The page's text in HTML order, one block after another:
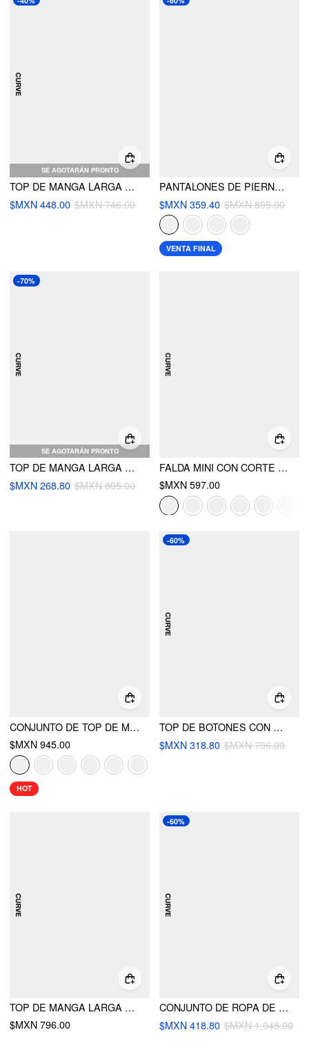
SE AGOTARÁN PRONTO
TOP DE MANGA LARGA CON CUELLO RAYADO DE MEZCLA DE LANA Y PUNTO CURVY
$MXN 448.00 $MXN 746.00
PANTALONES DE PIERNA ANCHA RECORTADOS Y PLISADOS
$MXN 359.40 $MXN 895.00
VENTA FINAL
SE AGOTARÁN PRONTO
-70%
TOP DE MANGA LARGA DE PUNTO FLORAL CURVY
$MXN 268.80 $MXN 895.00
FALDA MINI CON CORTE CENTRAL DE TIRO MEDIO DE ALGODÓN CURVY
$MXN 597.00
CONJUNTO DE TOP DE MANGA CORTA CON CUELLO DE BARCO RAYADO, ENVUELTO Y ATADO, Y PANTALONES RECTOS DE SUBIDA MEDIA
$MXN 945.00
HOT
-60%
TOP DE BOTONES CON RAYAS Y BLOQUES DE COLOR DE PUNTO DE CABLE CURVY
$MXN 318.80 $MXN 796.00
TOP DE MANGA LARGA CON CUELLO EN BARCO, ESTAMPADO GINGHAM, MOÑO Y ACANALADURAS CURVY
$MXN 796.00
-60%
CONJUNTO DE ROPA DE ESTAR EN CASA CURVY: TOP HOLGADO CON ESTAMPADO DE FRESAS Y FLORES Y PANTALONES ANCHAS DE SUBIDA MEDIA
$MXN 418.80 $MXN 1,045.00